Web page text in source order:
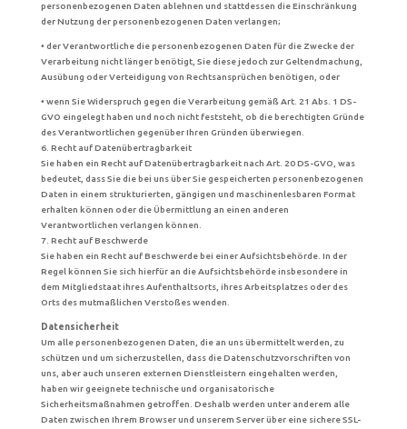
personenbezogenen Daten ablehnen und stattdessen die Einschränkung
der Nutzung der personenbezogenen Daten verlangen;
• der Verantwortliche die personenbezogenen Daten für die Zwecke der
Verarbeitung nicht länger benötigt, Sie diese jedoch zur Geltendmachung,
Ausübung oder Verteidigung von Rechtsansprüchen benötigen, oder
• wenn Sie Widerspruch gegen die Verarbeitung gemäß Art. 21 Abs. 1 DS-
GVO eingelegt haben und noch nicht feststeht, ob die berechtigten Gründe
des Verantwortlichen gegenüber Ihren Gründen überwiegen.
6. Recht auf Datenübertragbarkeit
Sie haben ein Recht auf Datenübertragbarkeit nach Art. 20 DS-GVO, was
bedeutet, dass Sie die bei uns über Sie gespeicherten personenbezogenen
Daten in einem strukturierten, gängigen und maschinenlesbaren Format
erhalten können oder die Übermittlung an einen anderen
Verantwortlichen verlangen können.
7. Recht auf Beschwerde
Sie haben ein Recht auf Beschwerde bei einer Aufsichtsbehörde. In der
Regel können Sie sich hierfür an die Aufsichtsbehörde insbesondere in
dem Mitgliedstaat ihres Aufenthaltsorts, ihres Arbeitsplatzes oder des
Orts des mutmaßlichen Verstoßes wenden.
Datensicherheit
Um alle personenbezogenen Daten, die an uns übermittelt werden, zu
schützen und um sicherzustellen, dass die Datenschutzvorschriften von
uns, aber auch unseren externen Dienstleistern eingehalten werden,
haben wir geeignete technische und organisatorische
Sicherheitsmaßnahmen getroffen. Deshalb werden unter anderem alle
Daten zwischen Ihrem Browser und unserem Server über eine sichere SSL-